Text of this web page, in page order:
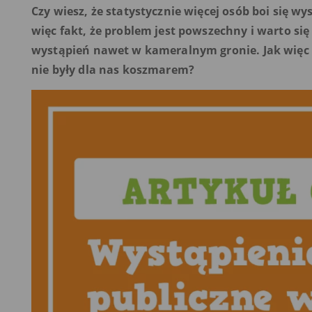
Czy wiesz, że statystycznie więcej osób boi się
więc fakt, że problem jest powszechny i warto
wystąpień nawet w kameralnym gronie. Jak
nie były dla nas koszmarem?